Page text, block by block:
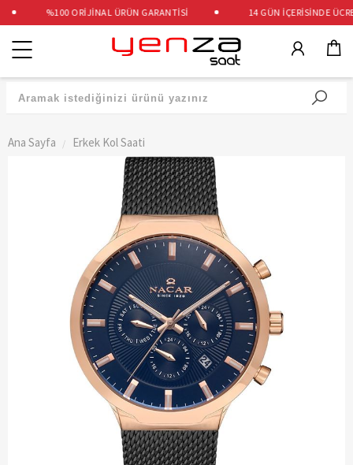
%100 ORİJİNAL ÜRÜN GARANTİSİ 14 GÜN İÇERİSİNDE
Kategoriler
Ana Sayfa Erkek Kol Saati